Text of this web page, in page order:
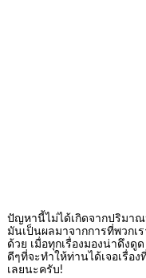
ปัญหานี้ไม่ได้เกิดจากปริมาณ
มันเป็นผลมาจากการที่พวกเ
ด้วย เมื่อทุกเรื่องมองน่าดึงดู
ดีๆที่จะทำให้ท่านได้เจอเรื่อ
เลยนะครับ!